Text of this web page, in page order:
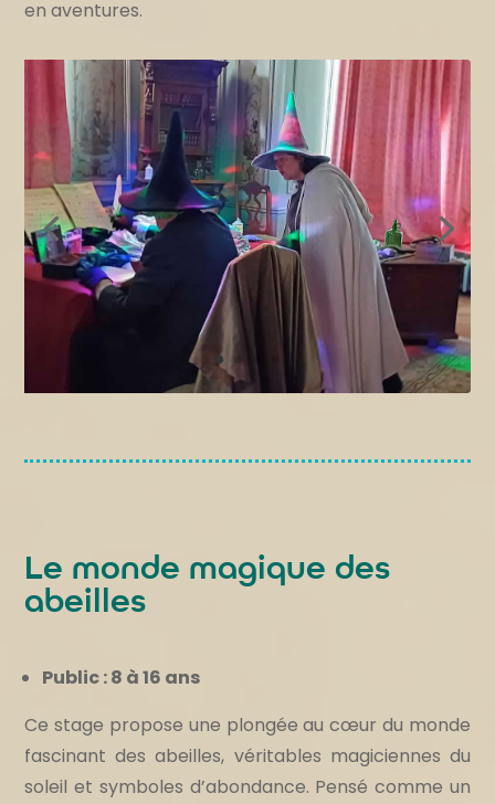
en aventures.
Le monde magique des
abeilles
Public : 8 à 16 ans
Ce stage propose une plongée au cœur du monde
fascinant des abeilles, véritables magiciennes du
soleil et symboles d’abondance. Pensé comme un